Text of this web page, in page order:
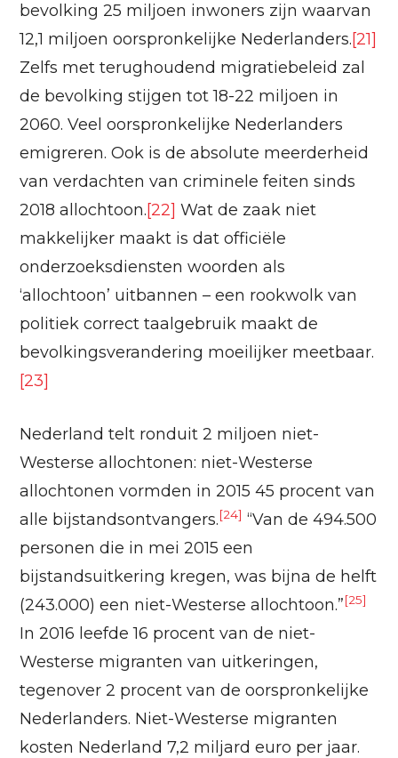
bevolking 25 miljoen inwoners zijn waarvan
12,1 miljoen oorspronkelijke Nederlanders.[21]
Zelfs met terughoudend migratiebeleid zal
de bevolking stijgen tot 18-22 miljoen in
2060. Veel oorspronkelijke Nederlanders
emigreren. Ook is de absolute meerderheid
van verdachten van criminele feiten sinds
2018 allochtoon.[22] Wat de zaak niet
makkelijker maakt is dat officiële
onderzoeksdiensten woorden als
‘allochtoon’ uitbannen – een rookwolk van
politiek correct taalgebruik maakt de
bevolkingsverandering moeilijker meetbaar.
[23]
Nederland telt ronduit 2 miljoen niet-
Westerse allochtonen: niet-Westerse
allochtonen vormden in 2015 45 procent van
alle bijstandsontvangers.[24] “Van de 494.500
personen die in mei 2015 een
bijstandsuitkering kregen, was bijna de helft
(243.000) een niet-Westerse allochtoon.”[25]
In 2016 leefde 16 procent van de niet-
Westerse migranten van uitkeringen,
tegenover 2 procent van de oorspronkelijke
Nederlanders. Niet-Westerse migranten
kosten Nederland 7,2 miljard euro per jaar.